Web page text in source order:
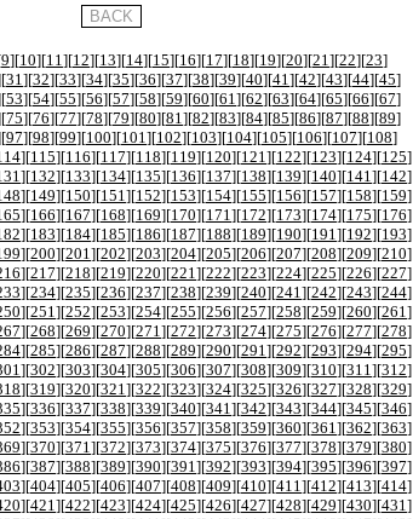
9][10][11 ][12][13][14][15][16][17][18][19][20][21 ][22][23]
31 ][32][33][34][35][36][37][38][39][40][41 ][42][43][44][45]
53][54][55][56][57][58][59][60][61 ][62][63][64][65][66][67]
75][76][77][78][79][80][81 ][82][83][84][85][86][87][88][89]
97][98][99][100][101 ][102][103][104][105][106][107][108]
][115][116][117][118][119][120][121 ][122][123][124][125]
][132][133][134][135][136][137][138][139][140][141 ][142]
][149][150][151 ][152][153][154][155][156][157][158][159]
][166][167][168][169][170][171 ][172][173][174][175][176]
][183][184][185][186][187][188][189][190][191 ][192][193]
][200][201 ][202][203][204][205][206][207][208][209][210]
][217][218][219][220][221 ][222][223][224][225][226][227]
][234][235][236][237][238][239][240][241 ][242][243][244]
][251 ][252][253][254][255][256][257][258][259][260][261 ]
][268][269][270][271 ][272][273][274][275][276][277][278]
][285][286][287][288][289][290][291 ][292][293][294][295]
][302][303][304][305][306][307][308][309][310][311 ][312]
][319][320][321 ][322][323][324][325][326][327][328][329]
][336][337][338][339][340][341 ][342][343][344][345][346]
][353][354][355][356][357][358][359][360][361 ][362][363]
][370][371 ][372][373][374][375][376][377][378][379][380]
][387][388][389][390][391 ][392][393][394][395][396][397]
][404][405][406][407][408][409][410][411 ][412][413][414]
][421 ][422][423][424][425][426][427][428][429][430][431 ]